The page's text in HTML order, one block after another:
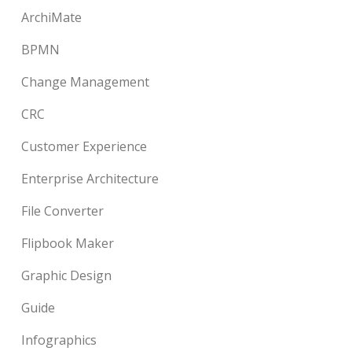
ArchiMate
BPMN
Change Management
CRC
Customer Experience
Enterprise Architecture
File Converter
Flipbook Maker
Graphic Design
Guide
Infographics